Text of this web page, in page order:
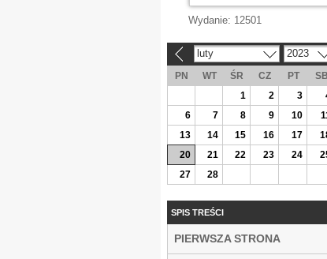
Wydanie: 12501
luty 2023
PN WT ŚR CZ PT SB
1
2 3
6
7 8 9 10
13
14 15 16 17
20
21 22 23 24
27
28
SPIS TREŚCI
PIERWSZA STRONA